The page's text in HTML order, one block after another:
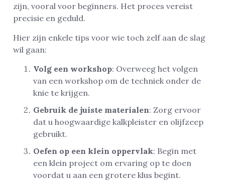
zijn, vooral voor beginners. Het proces vereist
precisie en geduld.
Hier zijn enkele tips voor wie toch zelf aan de slag
wil gaan:
Volg een workshop: Overweeg het volgen
van een workshop om de techniek onder de
knie te krijgen.
Gebruik de juiste materialen: Zorg ervoor
dat u hoogwaardige kalkpleister en olijfzeep
gebruikt.
Oefen op een klein oppervlak: Begin met
een klein project om ervaring op te doen
voordat u aan een grotere klus begint.